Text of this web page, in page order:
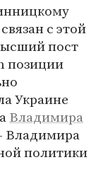
с этой
пост
позиции
Украине
Владимира
Владимира
политики